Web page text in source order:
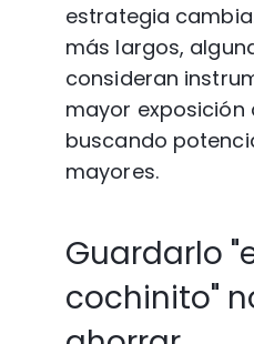
estrategia
más largos,
consideran
mayor exposición
buscando
mayores.
Guardarlo
cochinito"